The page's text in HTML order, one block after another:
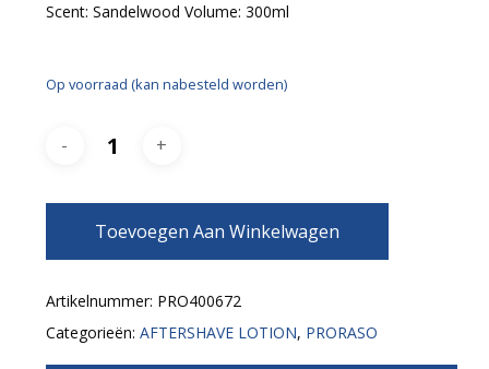
Scent: Sandelwood Volume: 300ml
Op voorraad (kan nabesteld worden)
Toevoegen Aan Winkelwagen
Artikelnummer: PRO400672
Categorieën: AFTERSHAVE LOTION, PRORASO